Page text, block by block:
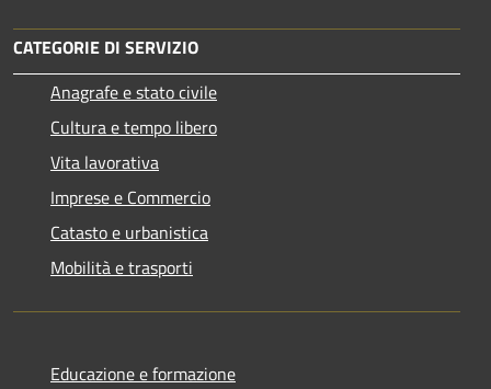
CATEGORIE DI SERVIZIO
Anagrafe e stato civile
Cultura e tempo libero
Vita lavorativa
Imprese e Commercio
Catasto e urbanistica
Mobilità e trasporti
Educazione e formazione